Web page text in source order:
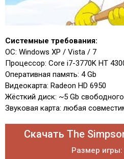
Системные требования:
ОС: Windows XP / Vista / 7
Процессор: Core i7-3770K HT
Оперативная память: 4 Gb
Видеокарта: Radeon HD 6950
Жёсткий диск: ~5 Gb
Звуковая карта: любая
Скачать The
Размер игры: